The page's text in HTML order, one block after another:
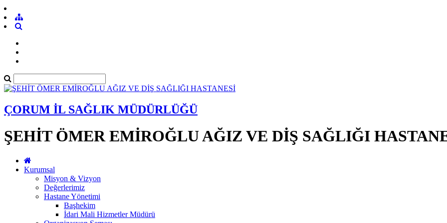
ÇORUM İL SAĞLIK MÜDÜRLÜĞÜ
ŞEHİT ÖMER EMİROĞLU AĞIZ VE DİŞ SAĞLIĞI
Kurumsal
Misyon & Vizyon
Değerlerimiz
Hastane Yönetimi
Başhekim
İdari Mali Hizmetler Müdürü